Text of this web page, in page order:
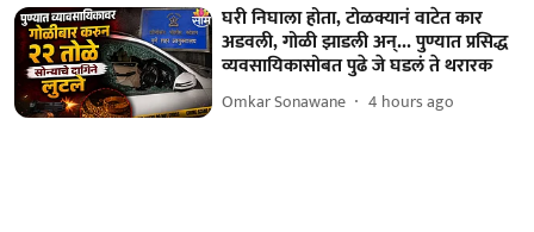
घरी निघाला होता, टोळक्यानं वाटेत कार
अडवली, गोळी झाडली अन्... पुण्यात प्रसिद्ध
व्यवसायिकासोबत पुढे जे घडलं ते थरारक
Omkar Sonawane 4 hours ago